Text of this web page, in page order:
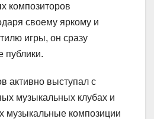
композиторов
своему яркому и
игры, он сразу
публики.
активно выступал с
музыкальных клубах и
музыкальные композиции